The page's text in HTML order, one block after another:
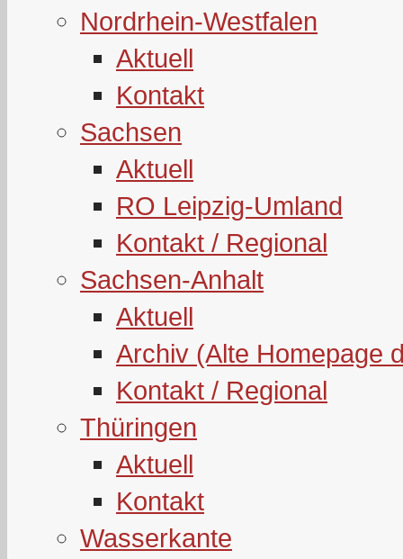
Nordrhein-Westfalen
Aktuell
Kontakt
Sachsen
Aktuell
RO Leipzig-Umland
Kontakt / Regional
Sachsen-Anhalt
Aktuell
Archiv (Alte Homepage
Kontakt / Regional
Thüringen
Aktuell
Kontakt
Wasserkante